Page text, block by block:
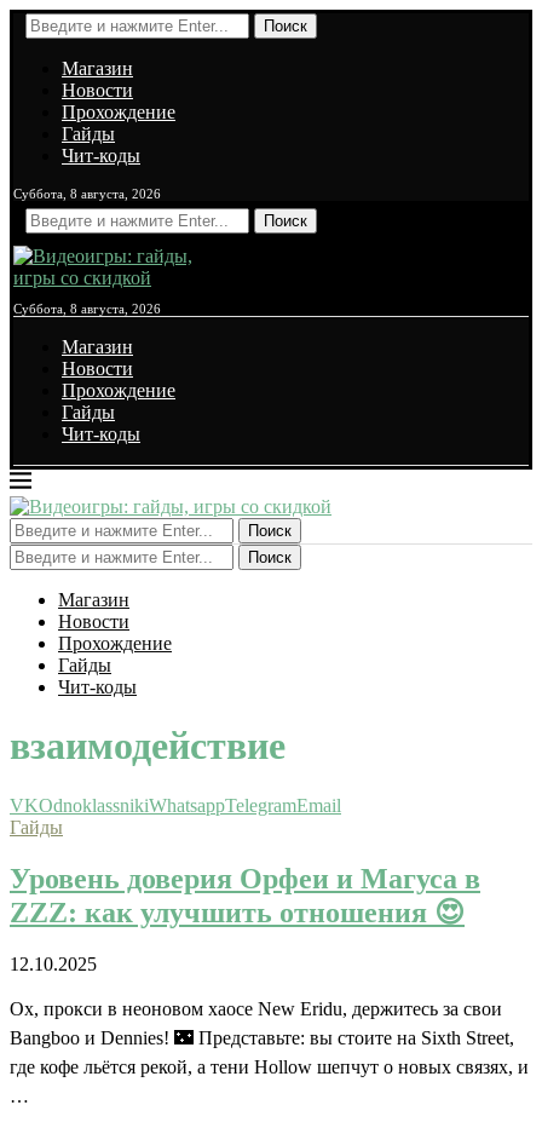
Поиск
Магазин
Новости
Прохождение
Гайды
Чит-коды
Суббота, 8 августа, 2026
Поиск
Суббота, 8 августа, 2026
Магазин
Новости
Прохождение
Гайды
Чит-коды
Поиск
Поиск
Магазин
Новости
Прохождение
Гайды
Чит-коды
взаимодействие
VKOdnoklassnikiWhatsappTelegramEmail
Гайды
Уровень доверия Орфеи и Магуса в
ZZZ: как улучшить отношения 😍
12.10.2025
Ох, прокси в неоновом хаосе New Eridu, держитесь за свои
Bangboo и Dennies! 🌃 Представьте: вы стоите на Sixth Street,
где кофе льётся рекой, а тени Hollow шепчут о новых связях, и
…